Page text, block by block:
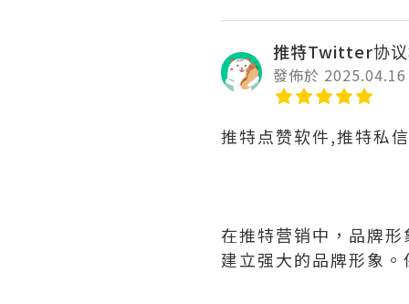
推特Twitter协
發佈於 2025.04.16
推特点赞软件,推特私
在推特营销中，品牌
建立强大的品牌形象